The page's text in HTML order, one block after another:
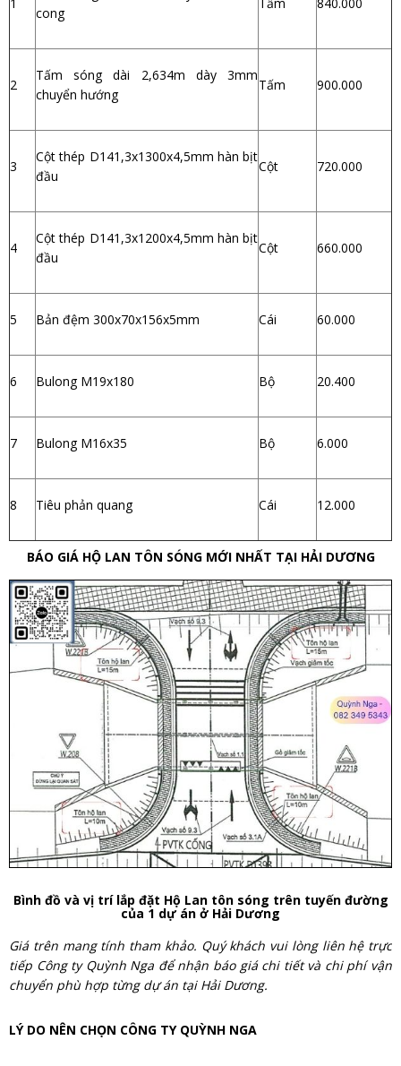
cong
2
Tấm sóng dài 2,634m dày 3mm
chuyển hướng
Tấm 900.000
3
Cột thép D141,3x1300x4,5mm hàn bịt
đầu
Cột 720.000
4
Cột thép D141,3x1200x4,5mm hàn bịt
đầu
Cột 660.000
5 Bản đệm 300x70x156x5mm Cái 60.000
6 Bulong M19x180 Bộ 20.400
7 Bulong M16x35 Bộ 6.000
8 Tiêu phản quang Cái 12.000
BÁO GIÁ HỘ LAN TÔN SÓNG MỚI NHẤT TẠI HẢI DƯƠNG
Bình đồ và vị trí lắp đặt Hộ Lan tôn sóng trên tuyến đường
của 1 dự án ở Hải Dương
Giá trên mang tính tham khảo. Quý khách vui lòng liên hệ trực
tiếp Công ty Quỳnh Nga để nhận báo giá chi tiết và chi phí vận
chuyển phù hợp từng dự án tại Hải Dương.
LÝ DO NÊN CHỌN CÔNG TY QUỲNH NGA